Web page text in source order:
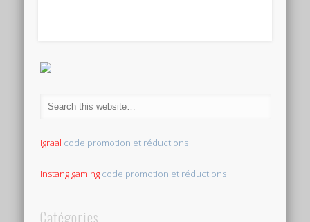
igraal code promotion et réductions
Instang gaming code promotion et réductions
Catégories